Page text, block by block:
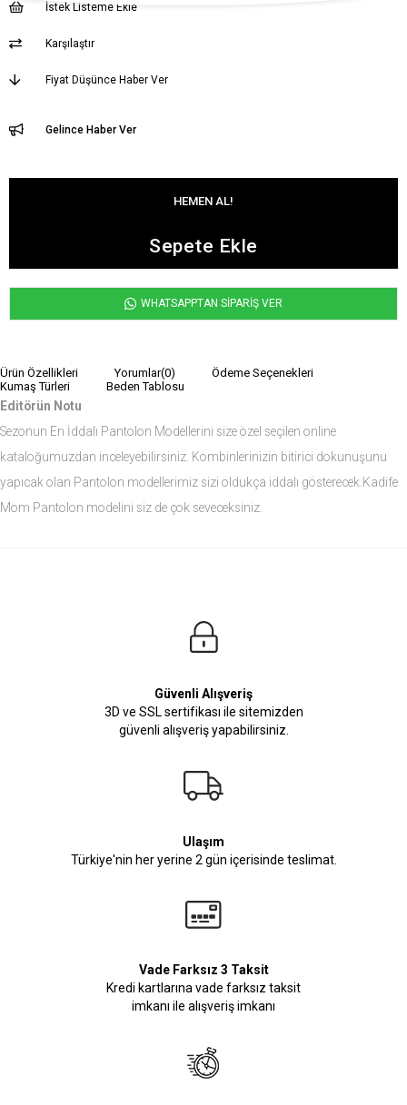
İstek Listeme Ekle
Karşılaştır
Fiyat Düşünce Haber Ver
Gelince Haber Ver
WHATSAPPTAN SİPARİŞ VER
Ürün Özellikleri Yorumlar(0)
Ödeme Seçenekleri
Kumaş Türleri
Beden Tablosu
Editörün Notu
Sezonun En İddalı Pantolon Modellerini size özel seçilen online
kataloğumuzdan inceleyebilirsiniz. Kombinlerinizin bitirici dokunuşunu
yapıcak olan Pantolon modellerimiz sizi oldukça iddalı gösterecek.Kadife
Mom Pantolon modelini siz de çok seveceksiniz.
Manken Bedenleri Üst Grup M, Alt Grup 33 Beden ( Medium )
Güvenli Alışveriş
3D ve SSL sertifikası ile sitemizden
güvenli alışveriş yapabilirsiniz.
Ulaşım
Türkiye'nin her yerine 2 gün içerisinde teslimat.
Vade Farksız 3 Taksit
Kredi kartlarına vade farksız taksit
imkanı ile alışveriş imkanı